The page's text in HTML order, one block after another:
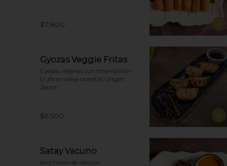
$7.800
Gyozas Veggie Fritas
Gyosas rellenas con champiñon
trufa en salsa oriental. Origen
Japón
$6.500
Satay Vacuno
brochetas de vacuno